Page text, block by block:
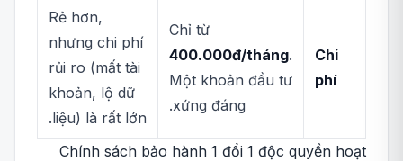
Chi
phí
Chỉ từ
400.000đ/tháng.
Một khoản đầu tư
xứng đáng.
Rẻ hơn,
nhưng chi phí
rủi ro (mất tài
khoản, lộ dữ
liệu) là rất lớn.
Chính sách bảo hành 1 đổi 1 độc quyền hoạt